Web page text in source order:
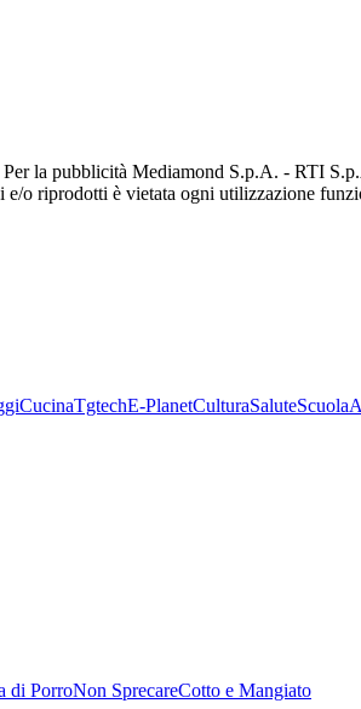
la pubblicità Mediamond S.p.A. - RTI
e/o riprodotti è vietata ogni utilizzazione
CucinaTgtechE-PlanetCulturaSaluteScuola
di PorroNon SprecareCotto e Mangiato